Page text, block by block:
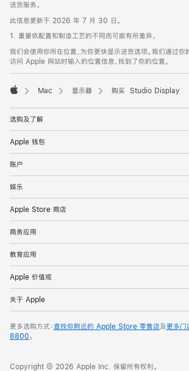
送货服务。
此信息更新于 2026 年 7 月 30 日。
1. 重量依配置和制造工艺的不同而可能有所差异。
我们会使用你所在位置，为你更快显示送货选项。我们通过你
访问 Apple 网站时输入的位置信息，找到了你的位置。
Mac 显示器 购买 Studio Display
选购及了解
Apple 钱包
账户
娱乐
Apple Store 商店
商务应用
教育应用
Apple 价值观
关于 Apple
更多选购方式：查找你附近的 Apple Store 零售店及更多门
8800。
Copyright © 2026 Apple Inc. 保留所有权利。